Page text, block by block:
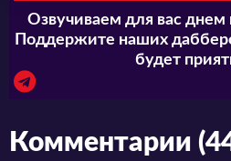
Озвучиваем для вас
Поддержите наших
будет
Комментарии